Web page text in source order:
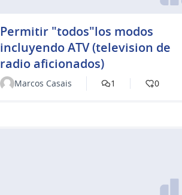
Permitir "todos"los modos
incluyendo ATV (television de
radio aficionados)
Marcos Casais 1 0